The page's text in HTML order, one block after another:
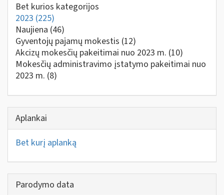
Bet kurios kategorijos
2023 (225)
Naujiena (46)
Gyventojų pajamų mokestis (12)
Akcizų mokesčių pakeitimai nuo 2023 m. (10)
Mokesčių administravimo įstatymo pakeitimai nuo
2023 m. (8)
Aplankai
Bet kurį aplanką
Parodymo data